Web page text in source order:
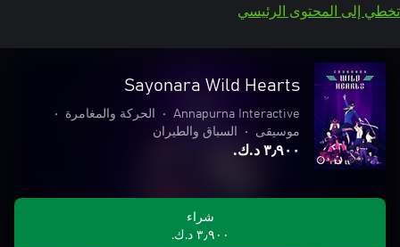
تخطي إلى المحتوى الرئيسي
Sayonara Wild Hearts
Annapurna Interactive
• الحركة والمغامرة
•
موسيقى
• السباق والطيران
٣٫٩٠٠ د.ك.‏
شراء
٣٫٩٠٠ د.ك.‏